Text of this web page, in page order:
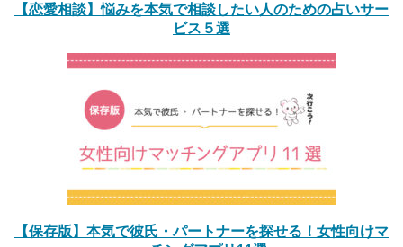
【恋愛相談】悩みを本気で相談したい人のための占いサー
ビス５選
【保存版】本気で彼氏・パートナーを探せる！女性向けマ